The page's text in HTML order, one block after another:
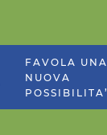
FAVOLA UNA
NUOVA
POSSIBILITA’